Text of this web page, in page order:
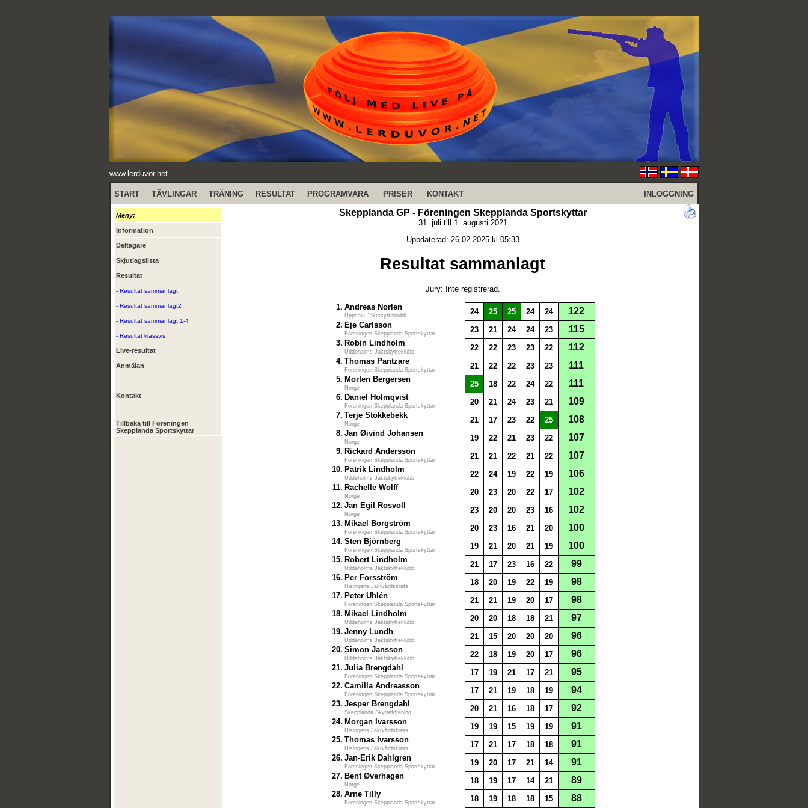
www.lerduvor.net
START TÄVLINGAR TRÄNING RESULTAT PROGRAMVARA PRISER KONTAKT INLOGGNING
Meny:
Information
Deltagare
Skjutlagslista
Resultat
- Resultat sammanlagt
- Resultat sammanlagt2
- Resultat sammanlagt 1-4
- Resultat klassvis
Live-resultat
Anmälan
Kontakt
Tillbaka till Föreningen
Skepplanda Sportskyttar
Skepplanda GP - Föreningen Skepplanda Sportskyttar
31. juli till 1. augusti 2021
Uppdaterad: 26.02.2025 kl 05:33
Resultat sammanlagt
Jury: Inte registrerad.
1. Andreas Norlen
Uppsala Jaktskytteklubb 24 25 25 24 24 122
2. Eje Carlsson
Föreningen Skepplanda Sportskyttar 23 21 24 24 23 115
3. Robin Lindholm
Uddeholms Jaktskytteklubb 22 22 23 23 22 112
4. Thomas Pantzare
Föreningen Skepplanda Sportskyttar 21 22 22 23 23 111
5. Morten Bergersen
Norge 25 18 22 24 22 111
6. Daniel Holmqvist
Föreningen Skepplanda Sportskyttar 20 21 24 23 21 109
7. Terje Stokkebekk
Norge 21 17 23 22 25 108
8. Jan Øivind Johansen
Norge 19 22 21 23 22 107
9. Rickard Andersson
Föreningen Skepplanda Sportskyttar 21 21 22 21 22 107
10. Patrik Lindholm
Uddeholms Jaktskytteklubb 22 24 19 22 19 106
11. Rachelle Wolff
Norge 20 23 20 22 17 102
12. Jan Egil Rosvoll
Norge 23 20 20 23 16 102
13. Mikael Borgström
Föreningen Skepplanda Sportskyttar 20 23 16 21 20 100
14. Sten Björnberg
Föreningen Skepplanda Sportskyttar 19 21 20 21 19 100
15. Robert Lindholm
Uddeholms Jaktskytteklubb 21 17 23 16 22 99
16. Per Forsström
Hisingens Jaktvårdskrets 18 20 19 22 19 98
17. Peter Uhlén
Föreningen Skepplanda Sportskyttar 21 21 19 20 17 98
18. Mikael Lindholm
Uddeholms Jaktskytteklubb 20 20 18 18 21 97
19. Jenny Lundh
Uddeholms Jaktskytteklubb 21 15 20 20 20 96
20. Simon Jansson
Uddeholms Jaktskytteklubb 22 18 19 20 17 96
21. Julia Brengdahl
Föreningen Skepplanda Sportskyttar 17 19 21 17 21 95
22. Camilla Andreasson
Föreningen Skepplanda Sportskyttar 17 21 19 18 19 94
23. Jesper Brengdahl
Skepplanda Skytteförening 20 21 16 18 17 92
24. Morgan Ivarsson
Hisingens Jaktvårdskrets 19 19 15 19 19 91
25. Thomas Ivarsson
Hisingens Jaktvårdskrets 17 21 17 18 18 91
26. Jan-Erik Dahlgren
Föreningen Skepplanda Sportskyttar 19 20 17 21 14 91
27. Bent Øverhagen
Norge 18 19 17 14 21 89
28. Arne Tilly
Föreningen Skepplanda Sportskyttar 18 19 18 18 15 88